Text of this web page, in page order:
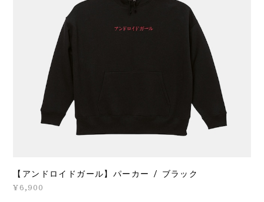
【アンドロイドガール】パーカー / ブラック
¥6,900